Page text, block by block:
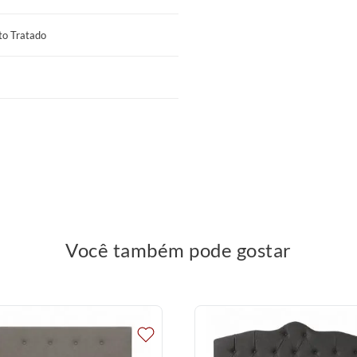
Tratado
Você também pode gostar